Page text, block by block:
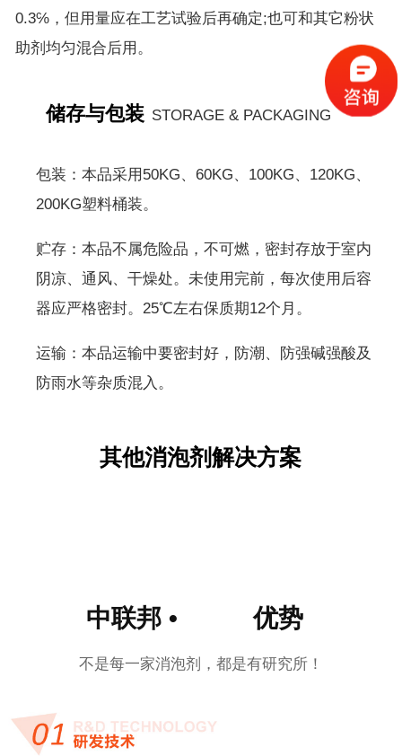
0.3℅，但用量应在工艺试验后再确定;也可和其它粉状
助剂均匀混合后用。
储存与包装 STORAGE & PACKAGING
包装：本品采用50KG、60KG、100KG、120KG、
200KG塑料桶装。
贮存：本品不属危险品，不可燃，密封存放于室内
阴凉、通风、干燥处。未使用完前，每次使用后容
器应严格密封。25℃左右保质期12个月。
运输：本品运输中要密封好，防潮、防强碱强酸及
防雨水等杂质混入。
其他消泡剂解决方案
中联邦 • 优势
不是每一家消泡剂，都是有研究所！